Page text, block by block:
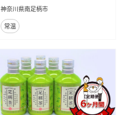
神奈川県南足柄市
常温